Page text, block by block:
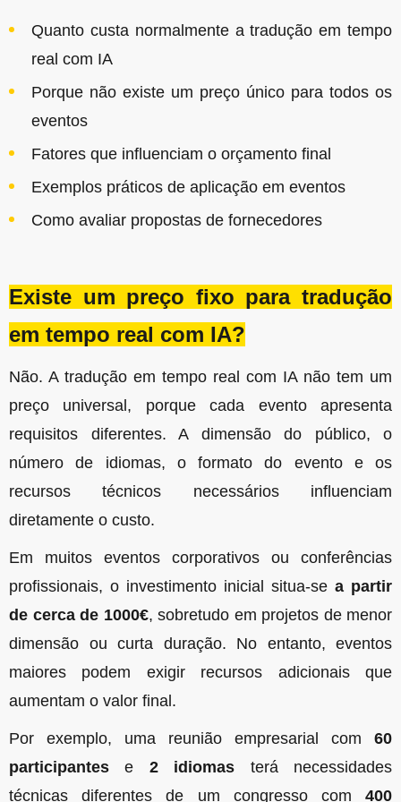
Quanto custa normalmente a tradução em tempo
real com IA
Porque não existe um preço único para todos os
eventos
Fatores que influenciam o orçamento final
Exemplos práticos de aplicação em eventos
Como avaliar propostas de fornecedores
Existe um preço fixo para tradução
em tempo real com IA?
Não. A tradução em tempo real com IA não tem um
preço universal, porque cada evento apresenta
requisitos diferentes. A dimensão do público, o
número de idiomas, o formato do evento e os
recursos técnicos necessários influenciam
diretamente o custo.
Em muitos eventos corporativos ou conferências
profissionais, o investimento inicial situa-se a partir
de cerca de 1000€, sobretudo em projetos de menor
dimensão ou curta duração. No entanto, eventos
maiores podem exigir recursos adicionais que
aumentam o valor final.
Por exemplo, uma reunião empresarial com 60
participantes e 2 idiomas terá necessidades
técnicas diferentes de um congresso com 400